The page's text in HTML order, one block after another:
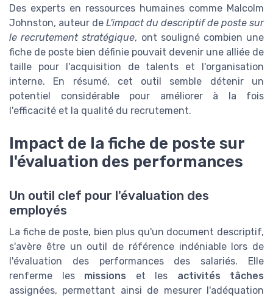
Des experts en ressources humaines comme Malcolm
Johnston, auteur de L'impact du descriptif de poste sur
le recrutement stratégique, ont souligné combien une
fiche de poste bien définie pouvait devenir une alliée de
taille pour l'acquisition de talents et l'organisation
interne. En résumé, cet outil semble détenir un
potentiel considérable pour améliorer à la fois
l'efficacité et la qualité du recrutement.
Impact de la fiche de poste sur
l'évaluation des performances
Un outil clef pour l'évaluation des
employés
La fiche de poste, bien plus qu'un document descriptif,
s'avère être un outil de référence indéniable lors de
l'évaluation des performances des salariés. Elle
renferme les missions et les activités tâches
assignées, permettant ainsi de mesurer l'adéquation